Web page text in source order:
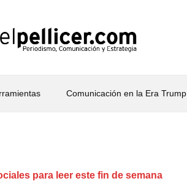
Comunicación en la Era Trump
para leer este fin de semana